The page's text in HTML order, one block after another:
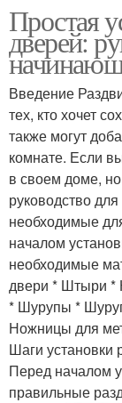
Простая
дверей:
Введение
тех, кто хочет
также могут
комнате. Если
в своем доме, но
руководство
необходимые
началом
необходимые
двери * Штыри *
* Шурупы *
Ножницы для
Шаги установки
Перед началом
правильные